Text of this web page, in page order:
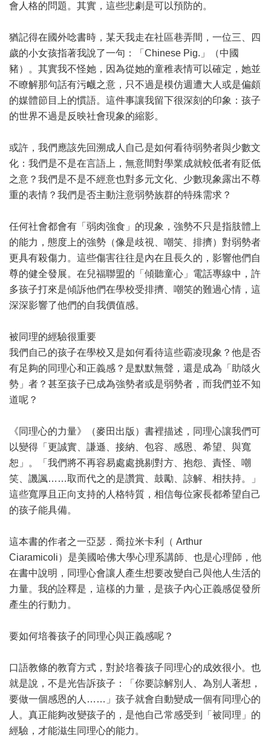
會人格的問題。其實，這些悲劇是可以預防的。
猶記得在國外唸書時，某天我走在社區巷弄間，一位三、四
歲的小女孩指著我說了一句：「Chinese Pig.」（中國
豬）。其實我不怪她，因為從她的童稚表情可以確定，她並
不瞭解那句話有污衊之意，只不過是模仿週遭大人或是偏頗
的媒體節目上的慣語。這件事讓我留下很深刻的印象：孩子
的世界不過是反映社會現象的縮影。
或許，我們應該先回溯成人自己是如何看待弱勢者與少數文
化：我們是不是在言語上，無意間對學業成就較低者有貶低
之意？我們是不是不經意也對多元文化、少數現象露出不尊
重的表情？我們是否主動注意弱勢族群的特殊需求？
任何社會都會有「弱肉強食」的現象，強勢不只是指肢體上
的能力，態度上的強勢（像是歧視、嘲笑、排擠）對弱勢者
更具有殺傷力。這些傷害往往是內在且長久的，影響他們自
尊的健全發展。在兒福聯盟的「傾聽童心」電話專線中，許
多孩子打來是傾訴他們在學校受排擠、嘲笑的難過心情，這
深深影響了他們的自我價值感。
被同理的經驗很重要
我們自己的孩子在學校又是如何看待這些霸凌現象？他是否
有足夠的同理心和正義感？是默默無聲，還是成為「助燄火
勢」者？甚至孩子已成為強勢者或是弱勢者，而我們並不知
道呢？
《同理心的力量》（麥田出版）書裡描述，同理心讓我們可
以變得「更誠實、謙遜、接納、包容、感恩、希望、與寬
恕」。「我們將不再容易處處挑剔對方、抱怨、責怪、嘲
笑、譏諷……取而代之的是讚賞、鼓勵、諒解、相扶持。」
這些寬厚且正向支持的人格特質，相信每位家長都希望自己
的孩子能具備。
這本書的作者之一亞瑟．喬拉米卡利（ Arthur
Ciaramicoli）是美國哈佛大學心理系講師、也是心理師，他
在書中說明，同理心會讓人產生想要改變自己與他人生活的
力量。我的詮釋是，這樣的力量，是孩子內心正義感促發所
產生的行動力。
要如何培養孩子的同理心與正義感呢？
口語教條的教育方式，對於培養孩子同理心的成效很小。也
就是說，不是光告訴孩子：「你要諒解別人、為別人著想，
要做一個感恩的人……」孩子就會自動變成一個有同理心的
人。真正能夠改變孩子的，是他自己常感受到「被同理」的
經驗，才能滋生同理心的能力。